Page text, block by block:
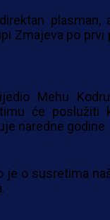
plasman,
Zmajeva po prvi
Mehu
će poslužiti
naredne godine.
je o susretima